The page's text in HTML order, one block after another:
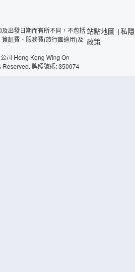
出發日期而有所不同，不包括
証費、服務費(旅行團適用)及
司 Hong Kong Wing On
牌照號碼: 350074
站點地圖 | 私隱
政策